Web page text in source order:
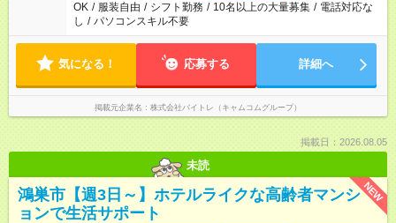
OK / 服装自由 / シフト勤務 / 10名以上の大量募集 / 電話対応な
し / パソコンスキル不要
気になる！ 応募する 詳細へ
掲載元企業名 株式会社バイトレ（キャムコムグループ）
掲載日：2026.08.05
未読
NEW
鴻巣市【週3日～】ホテルライクな高齢者マンシ
ョンで生活サポート